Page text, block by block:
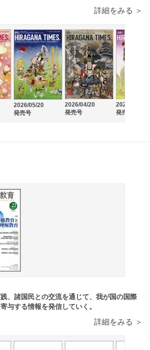
詳細をみる ＞
2026/05/20
発売号
2026/04/20
発売号
2026/03/21
発売号
、諸国民との交流を通じて、我が国の国際
与する情報を発信していく。
詳細をみる ＞